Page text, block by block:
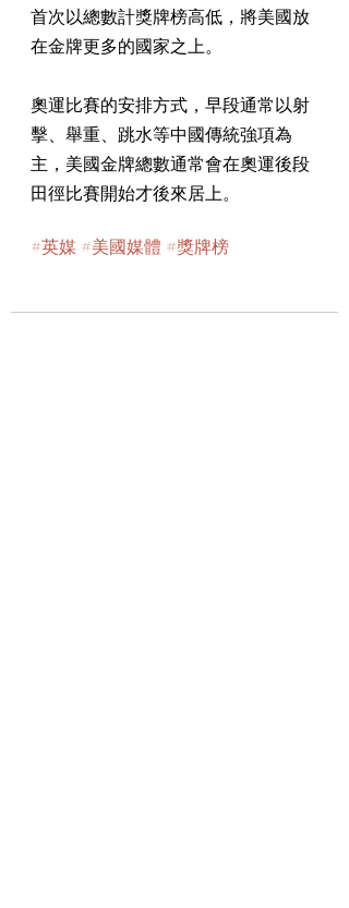
首次以總數計獎牌榜高低，將美國放
在金牌更多的國家之上。
奧運比賽的安排方式，早段通常以射
擊、舉重、跳水等中國傳統強項為
主，美國金牌總數通常會在奧運後段
田徑比賽開始才後來居上。
#英媒 #美國媒體 #獎牌榜